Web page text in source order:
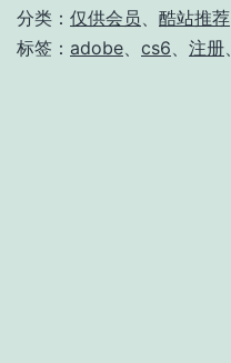
分类： 仅供会员
酷站推荐
标签： adobe cs6 注册